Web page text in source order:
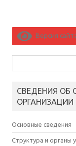
Версия
СВЕДЕНИЯ ОБ
ОРГАНИЗАЦИИ
Основные сведения
Структура и органы